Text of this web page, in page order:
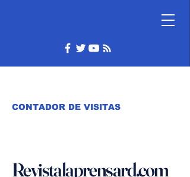
CONTADOR DE VISITAS
Revistalaprensard.com